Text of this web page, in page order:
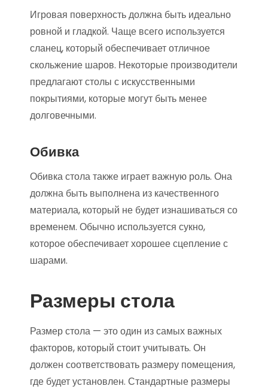
Игровая поверхность должна быть идеально
ровной и гладкой. Чаще всего используется
сланец, который обеспечивает отличное
скольжение шаров. Некоторые производители
предлагают столы с искусственными
покрытиями, которые могут быть менее
долговечными.
Обивка
Обивка стола также играет важную роль. Она
должна быть выполнена из качественного
материала, который не будет изнашиваться со
временем. Обычно используется сукно,
которое обеспечивает хорошее сцепление с
шарами.
Размеры стола
Размер стола — это один из самых важных
факторов, который стоит учитывать. Он
должен соответствовать размеру помещения,
где будет установлен. Стандартные размеры